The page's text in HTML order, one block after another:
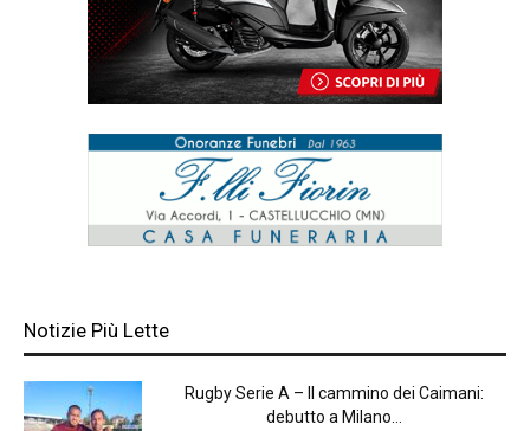
Notizie Più Lette
Rugby Serie A – Il cammino dei Caimani:
debutto a Milano...